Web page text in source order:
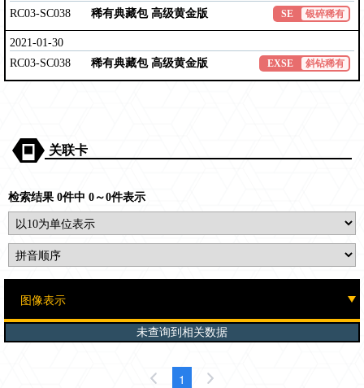
RC03-SC038
稀有典藏包 高级黄金版 SE 银碎稀有
2021-01-30
RC03-SC038
稀有典藏包 高级黄金版 EXSE 斜钻稀有
关联卡
检索结果 0件中 0～0件表示
未查询到相关数据
1